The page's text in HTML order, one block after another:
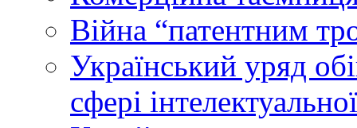
Війна “патентним
Український уряд
сфері